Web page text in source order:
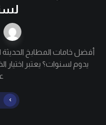
أفضل خامات المطابخ الحديثة
يدوم لسنوات؟ يعتبر